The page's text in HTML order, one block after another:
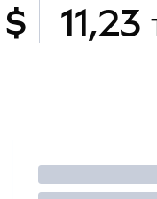
11,23
Торговать